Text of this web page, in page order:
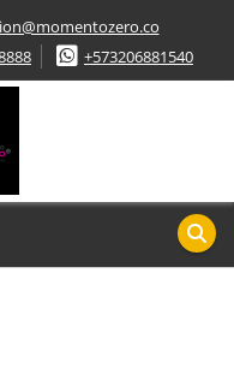
+573206881540